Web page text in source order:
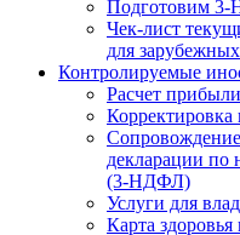
Подготовим
Чек-лист
для
Контролируемые
Расчет
декларации по
(3-НДФЛ)
Услуги для
Карта здоровья